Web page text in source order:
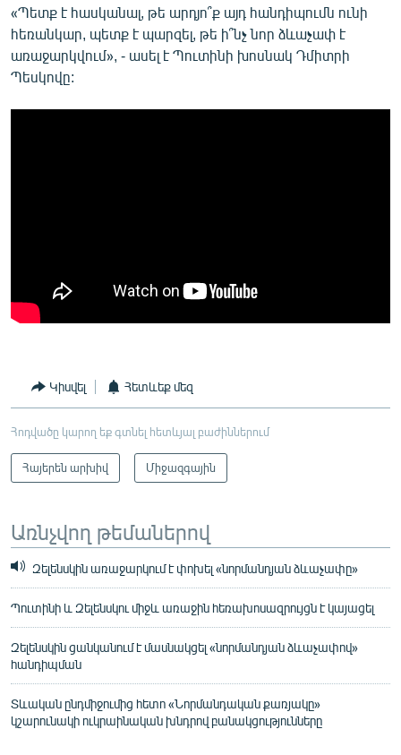
«Պետք է հասկանալ, թե արդյո՞ք այդ հանդիպումն ունի
հեռանկար, պետք է պարզել, թե ի՞նչ նոր ձևաչափ է
առաջարկվում», - ասել է Պուտինի խոսնակ Դմիտրի
Պեսկովը:
Կիսվել Հետևեք մեզ
Հոդվածը կարող եք գտնել հետևյալ բաժիններում
Հայերեն արխիվ Միջազգային
Առնչվող թեմաներով
Զելենսկին առաջարկում է փոխել «նորմանդյան ձևաչափը»
Պուտինի և Զելենսկու միջև առաջին հեռախոսազրույցն է կայացել
Զելենսկին ցանկանում է մասնակցել «նորմանդյան ձևաչափով»
հանդիպման
Տևական ընդմիջումից հետո «Նորմանդական քառյակը»
կշարունակի ուկրաինական խնդրով բանակցությունները